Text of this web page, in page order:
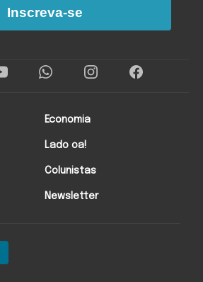
Economia
Lado oa!
Colunistas
Newsletter
Inscreva-se